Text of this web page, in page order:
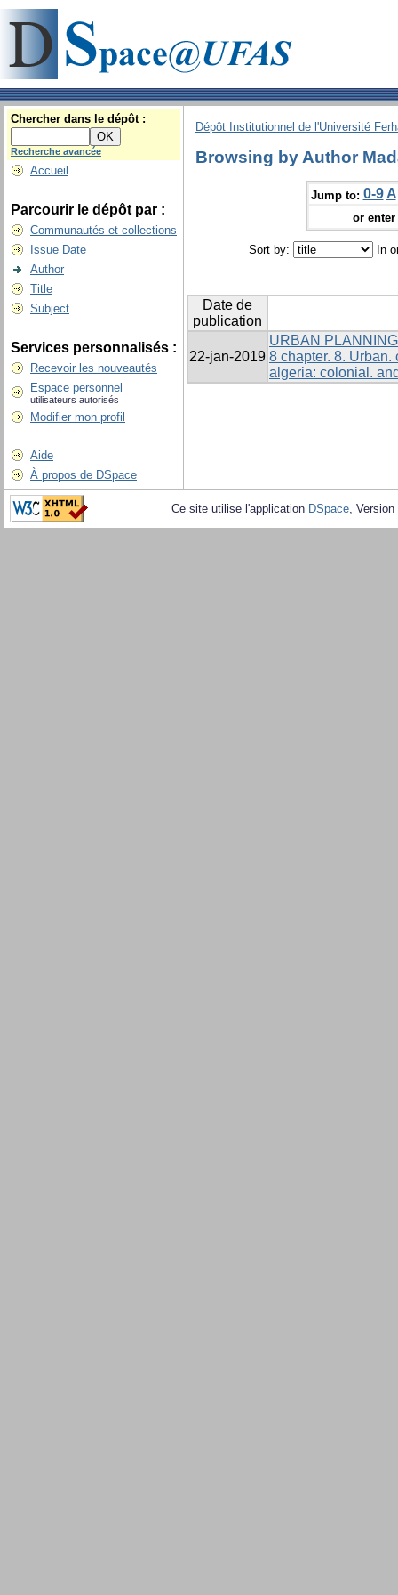
Chercher dans le dépôt :
Recherche avancée
Accueil
Parcourir le dépôt par :
Communautés et collections
Issue Date
Author
Title
Subject
Services personnalisés :
Recevoir les nouveautés
Espace personnel
utilisateurs autorisés
Modifier mon profil
Aide
À propos de DSpace
Dépôt Institutionnel de l'Université
Browsing by Author
Jump to: 0-9 A
or
Sort by: In
Date de
publication
22-jan-2019
URBAN
8 chapter. 8. Urban.
algeria: colonial.
Ce site utilise l'application DSpace,